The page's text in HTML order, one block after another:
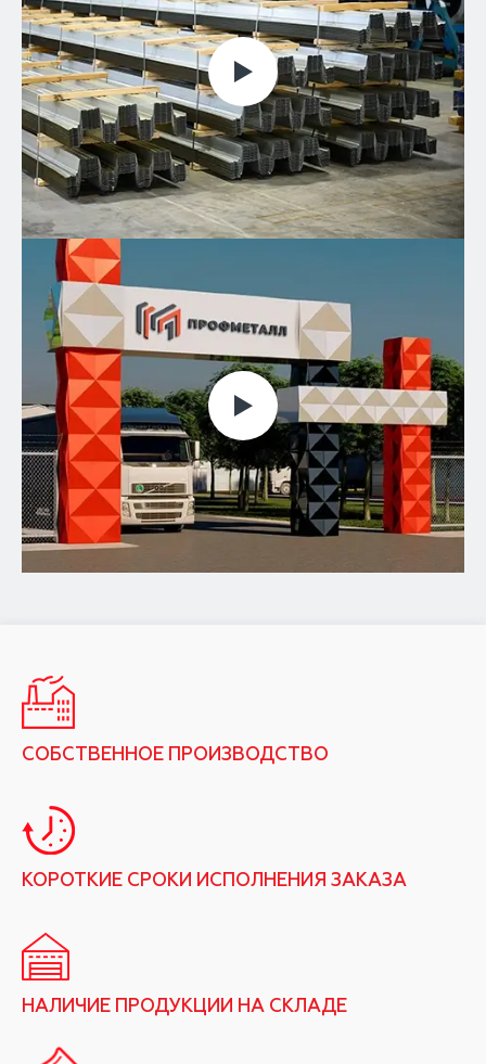
СОБСТВЕННОЕ ПРОИЗВОДСТВО
КОРОТКИЕ СРОКИ ИСПОЛНЕНИЯ ЗАКАЗА
НАЛИЧИЕ ПРОДУКЦИИ НА СКЛАДЕ